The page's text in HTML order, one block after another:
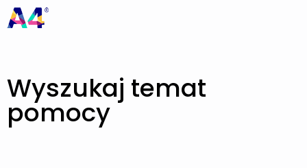
Wyszukaj temat
pomocy